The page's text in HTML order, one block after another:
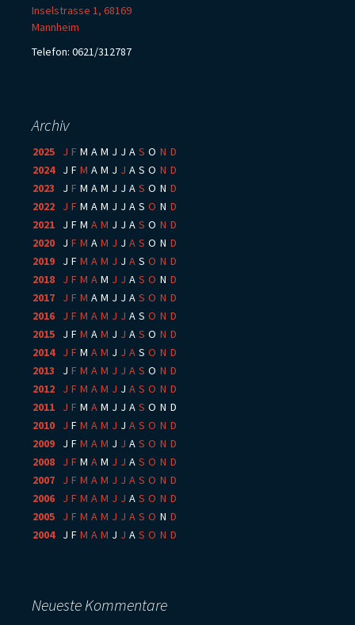
Inselstrasse 1, 68169
Mannheim
Telefon: 0621/312787
Archiv
2025 J F M A M J J A S O N D
2024: J F M A M J J A S O N D
2023
J F M A M J J A S O N D
2022
J F M A M J J A S O N D
2021
J F M A M J J A S O N D
2020
J F M A M J J A S O N D
2019
J F M A M J J A S O N D
2018
J F M A M J J A S O N D
2017
J F M A M J J A S O N D
2016
J F M A M J J A S O N D
2015
J F M A M J J A S O N D
2014: J F M A M J J A S O N D
2013
J F M A M J J A S O N D
2012
J F M A M J J A S O N D
2011
J F M A M J J A S O N D
2010
J F M A M J J A S O N D
2009
J F M A M J J A S O N D
2008
J F M A M J J A S O N D
2007
J F M A M J J A S O N D
2006
J F M A M J J A S O N D
2005
J F M A M J J A S O N D
2004: J F M A M J J A S O N D
Neueste Kommentare